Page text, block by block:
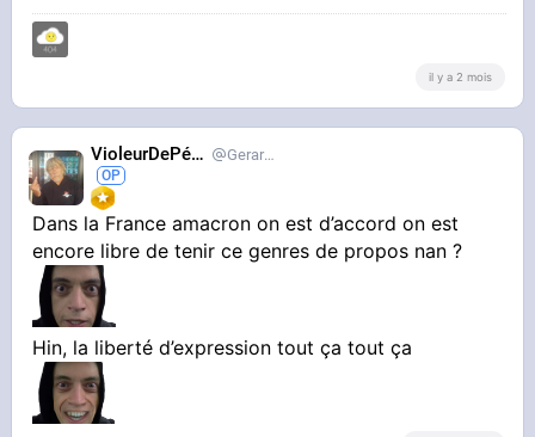
il y a 2 mois
VioleurDePédo Gerardlevain
Dans la France amacron on est d’accord on est
encore libre de tenir ce genres de propos nan ?
Hin, la liberté d’expression tout ça tout ça